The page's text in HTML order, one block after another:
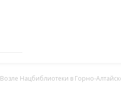
Возле Нацбиблиотеки в Горно-